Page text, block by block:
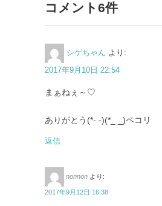
コメント6件
シゲちゃん より:
2017年9月10日 22:54
まぁねぇ～♡
ありがとう(*- -)(*_ _)ペコリ
返信
nonnon より:
2017年9月12日 16:38